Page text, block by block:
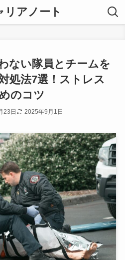
リアノート
ない隊員とチームを
処法7選！ストレス
のコツ
23日 2025年9月1日